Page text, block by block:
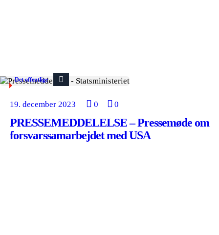
Det offentlige
19. december 2023 0 0
PRESSEMEDDELELSE – Pressemøde om
forsvarssamarbejdet med USA